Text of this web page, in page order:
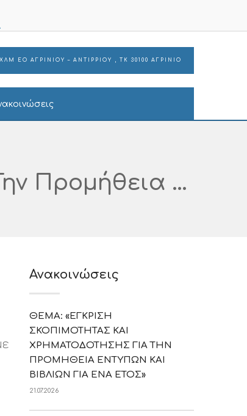
ΕΟ ΑΓΡΙΝΙΟΥ – ΑΝΤΙΡΡΙΟΥ , ΤΚ 30100 ΑΓΡΙΝΙΟ
Πρόσκληση Εκδήλωσης Ενδιαφέροντος Για Την Προμήθεια «Η/Υ – ΠΟΛΥΜΗΧΑΝΗΜΑΤΩΝ & ΣΥΝΑΦΩΝ ΥΛΙΚΩΝ» CPV 30200000-1, ΠΡΟΫΠΟΛΟΓΙΖΟΜΕΝΗΣ ΔΑΠΑΝΗΣ 5.171,00€ ΣΥΜΠΕΡΙΛΑΜΒΑΝΟΜΕΝΟΥ ΤΟΥ ΦΠΑ. Για Την Κάλυψη Των Αναγκών Της Νοσηλευτικής Μονάδας Μεσολογγίου, Με Κριτήριο Κατακύρωσης Την Πλέον Συμφέρουσα Από Οικονομική Άποψη Προσφορά Βάσει Τιμής.
Ανακοινώσεις
ΘΕΜΑ: «ΕΓΚΡΙΣΗ
ΣΚΟΠΙΜΟΤΗΤΑΣ ΚΑΙ
ΧΡΗΜΑΤΟΔΟΤΗΣΗΣ ΓΙΑ ΤΗΝ
ΠΡΟΜΗΘΕΙΑ ΕΝΤΥΠΩΝ ΚΑΙ
ΒΙΒΛΙΩΝ ΓΙΑ ΕΝΑ ΕΤΟΣ»
21.07.2026